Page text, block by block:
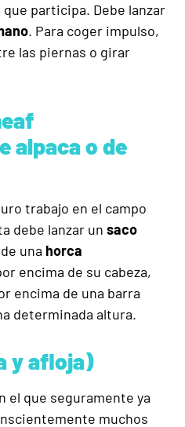
participa. Debe lanzar
. Para coger impulso,
las piernas o girar
alpaca o de
trabajo en el campo
debe lanzar un saco
una horca
encima de su cabeza,
encima de una barra
determinada altura.
y afloja)
el que seguramente ya
muchos